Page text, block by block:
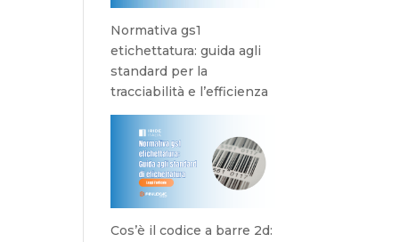
Normativa gs1
etichettatura: guida agli
standard per la
tracciabilità e l’efficienza
Cos’è il codice a barre 2d: